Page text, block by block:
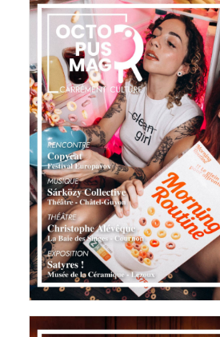
Octopus Magazine
27 mai 2026
LIRE LA SUITE